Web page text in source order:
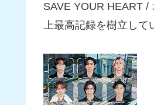
SAVE YOUR HEART
上最高記録を樹立して